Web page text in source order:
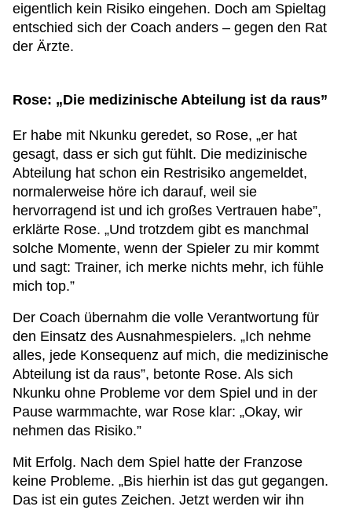
eigentlich kein Risiko eingehen. Doch am Spieltag
entschied sich der Coach anders – gegen den Rat
der Ärzte.
Rose: „Die medizinische Abteilung ist da raus”
Er habe mit Nkunku geredet, so Rose, „er hat
gesagt, dass er sich gut fühlt. Die medizinische
Abteilung hat schon ein Restrisiko angemeldet,
normalerweise höre ich darauf, weil sie
hervorragend ist und ich großes Vertrauen habe”,
erklärte Rose. „Und trotzdem gibt es manchmal
solche Momente, wenn der Spieler zu mir kommt
und sagt: Trainer, ich merke nichts mehr, ich fühle
mich top.”
Der Coach übernahm die volle Verantwortung für
den Einsatz des Ausnahmespielers. „Ich nehme
alles, jede Konsequenz auf mich, die medizinische
Abteilung ist da raus”, betonte Rose. Als sich
Nkunku ohne Probleme vor dem Spiel und in der
Pause warmmachte, war Rose klar: „Okay, wir
nehmen das Risiko.”
Mit Erfolg. Nach dem Spiel hatte der Franzose
keine Probleme. „Bis hierhin ist das gut gegangen.
Das ist ein gutes Zeichen. Jetzt werden wir ihn